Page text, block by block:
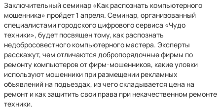
Заключительный семинар «Как распознать компьютерного
мошенника» пройдет 1 апреля. Семинар, организованный
специалистами городского цифрового сервиса «Чудо
техники», будет посвящен тому, как распознать
недобросовестного компьютерного мастера. Эксперты
расскажут, чем отличаются добропорядочные фирмы по
ремонту компьютеров от фирм-мошенников, какие уловки
используют мошенники при размещении рекламных
объявлений на подъездах, из чего складывается цена на
ремонт и как защитить свои права при некачественном ремонте
техники.